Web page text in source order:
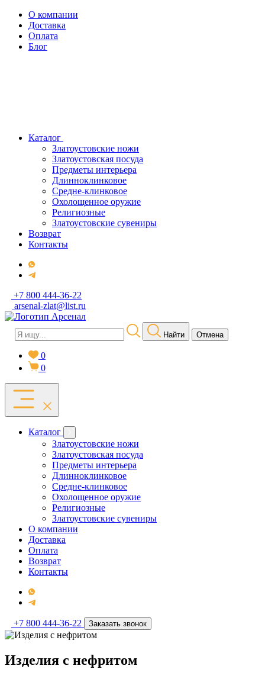
О компании
Доставка
Оплата
Блог
Каталог
Златоустовские ножи
Златоустовская посуда
Предметы интерьера
Длинноклинковое
Средне-клинковое
Охолощенное оружие
Религиозные
Златоустовские сувениры
Возврат
Контакты
+7 800 444-36-22
arsenal-zlat@list.ru
Найти Отмена
0
0
Каталог
Златоустовские ножи
Златоустовская посуда
Предметы интерьера
Длинноклинковое
Средне-клинковое
Охолощенное оружие
Религиозные
Златоустовские сувениры
О компании
Доставка
Оплата
Возврат
Контакты
+7 800 444-36-22 Заказать звонок
Изделия с нефритом